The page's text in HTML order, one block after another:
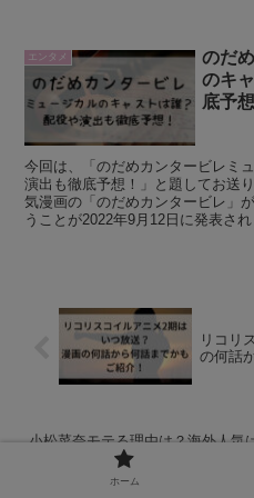
エンタメ
のだ
のキ
底予想
今回は、「のだめカンタービレミ
演出も徹底予想！」と題してお送
気漫画の「のだめカンタービレ」
うことが2022年9月12日に発表され
リコリ
の何話
小松菜奈モテる理由は？海外人気
か外国人の反応もご紹介！
ホーム